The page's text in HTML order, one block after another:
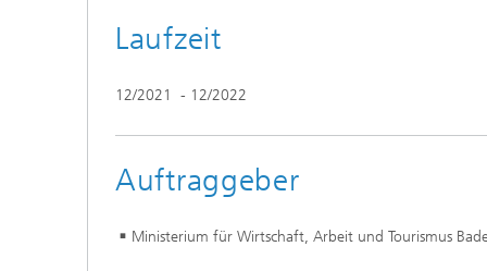
Laufzeit
12/2021 - 12/2022
Auftraggeber
Ministerium für Wirtschaft, Arbeit und Tourismus